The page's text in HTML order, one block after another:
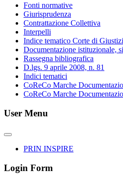
Fonti normative
Giurisprudenza
Contrattazione Collettiva
Interpelli
Indice tematico Corte di
Documentazione istituzionale,
Rassegna bibliografica
D.lgs. 9 aprile 2008, n. 81
Indici tematici
CoReCo Marche
CoReCo Marche
User Menu
PRIN INSPIRE
Login Form